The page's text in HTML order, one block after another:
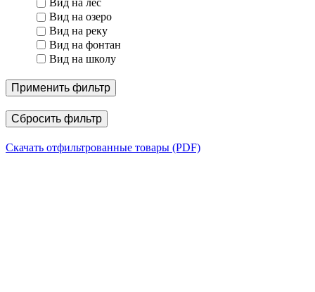
Вид на лес
Вид на озеро
Вид на реку
Вид на фонтан
Вид на школу
Применить фильтр
Сбросить фильтр
Скачать отфильтрованные товары (PDF)